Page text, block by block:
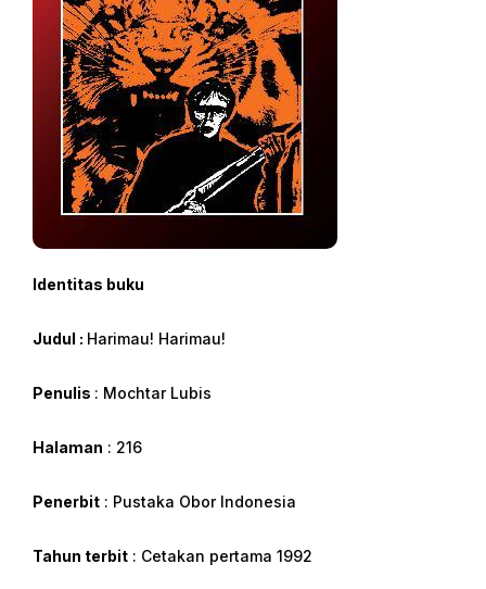
Identitas buku
Judul : Harimau! Harimau!
Penulis : Mochtar Lubis
Halaman : 216
Penerbit : Pustaka Obor Indonesia
Tahun terbit : Cetakan pertama 1992